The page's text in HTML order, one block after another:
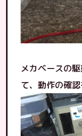
メカベースの
て、動作の確認